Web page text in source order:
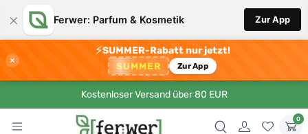
× Ferwer: Parfum & Kosmetik Zur App
×
⚡SUMMER-Rabatt nur jetzt!
SUMMER Zur App
Kostenloser Versand über 80 EUR
0